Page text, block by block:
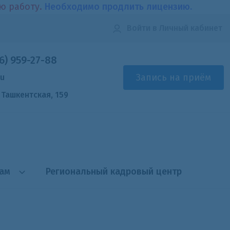
работу.
959-27-88
159
Запись на приём
Региональный кадровый центр